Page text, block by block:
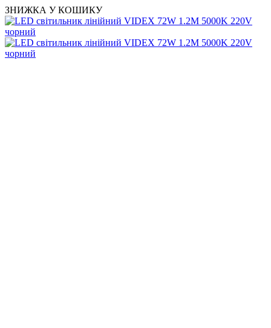
ЗНИЖКА У КОШИКУ